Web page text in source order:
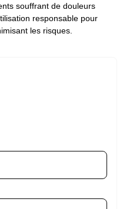
souffrant de douleurs
responsable pour
les risques.